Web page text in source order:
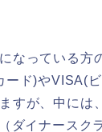
なっている方
ード)やVISA(
すが、中には
ダイナースク